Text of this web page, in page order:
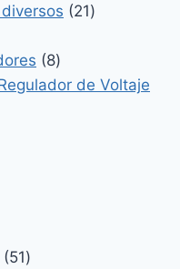
productos
2121
88
productos
de Voltaje
5151